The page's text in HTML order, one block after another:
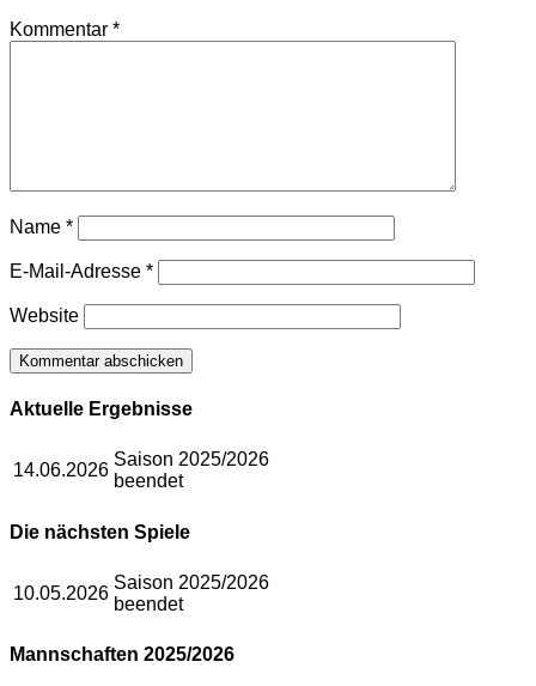
Kommentar *
Name *
E-Mail-Adresse *
Website
Aktuelle Ergebnisse
14.06.2026
Saison 2025/2026
beendet
Die nächsten Spiele
10.05.2026
Saison 2025/2026
beendet
Mannschaften 2025/2026